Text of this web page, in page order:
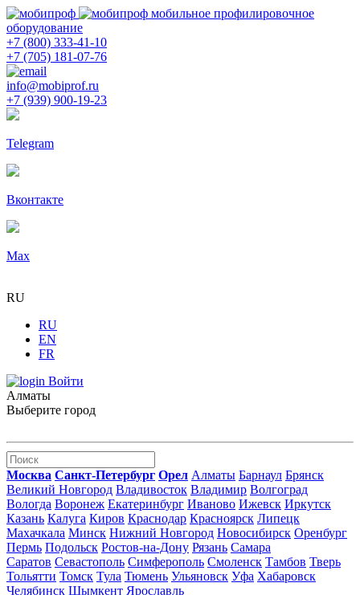
мобильное профилировочное
оборудование
+7 (800) 333-41-10
+7 (705) 181-07-76
info@mobiprof.ru
+7 (939) 900-19-23
Telegram
Вконтакте
Max
RU
RU
EN
FR
Войти
Алматы
Выберите город
Москва Санкт-Петербург Орел Алматы Барнаул Брянск
Великий Новгород Владивосток Владимир Волгоград
Вологда Воронеж Екатеринбург Иваново Ижевск Иркутск
Казань Калуга Киров Краснодар Красноярск Липецк
Махачкала Минск Нижний Новгород Новосибирск Оренбург
Пермь Подольск Ростов-на-Дону Рязань Самара
Саратов Севастополь Симферополь Смоленск Тамбов Тверь
Тольятти Томск Тула Тюмень Ульяновск Уфа Хабаровск
Челябинск Шымкент Ярославль